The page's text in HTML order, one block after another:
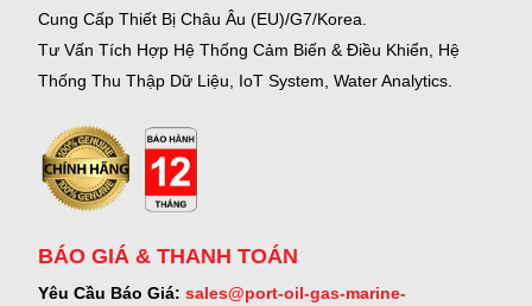
Cung Cấp Thiết Bị Châu Âu (EU)/G7/Korea.
Tư Vấn Tích Hợp Hệ Thống Cảm Biến & Điều Khiển, Hệ
Thống Thu Thập Dữ Liệu, IoT System, Water Analytics.
BÁO GIÁ & THANH TOÁN
Yêu Cầu Báo Giá: sales@port-oil-gas-marine-